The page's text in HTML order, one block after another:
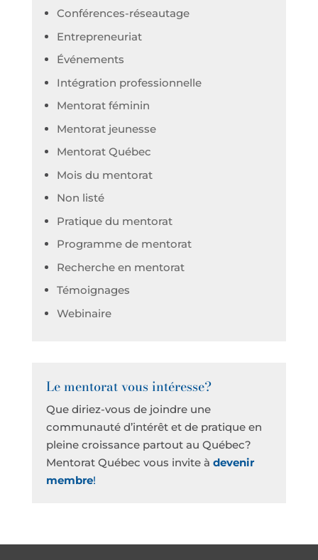
Conférences-réseautage
Entrepreneuriat
Événements
Intégration professionnelle
Mentorat féminin
Mentorat jeunesse
Mentorat Québec
Mois du mentorat
Non listé
Pratique du mentorat
Programme de mentorat
Recherche en mentorat
Témoignages
Webinaire
Le mentorat vous intéresse?
Que diriez-vous de joindre une
communauté d’intérêt et de pratique en
pleine croissance partout au Québec?
Mentorat Québec vous invite à devenir
membre!